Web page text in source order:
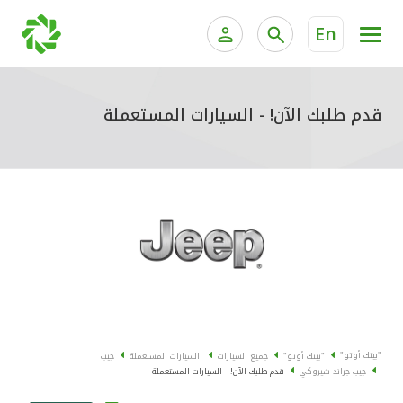
En
الخدمات المصرفية الإلكترونية للأفراد
جميع السيارات
قدم طلبك الآن! - السيارات المستعملة
"بيتك أوتو" "بيتك أوتو" جميع السيارات السيارات المستعملة
جيب
جيب جراند شيروكي
قدم طلبك الآن! - السيارات المستعملة